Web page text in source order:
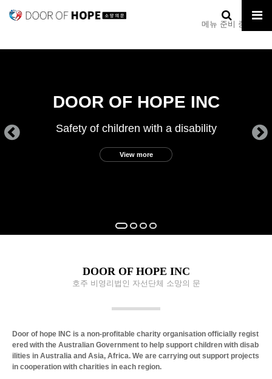
메뉴 준비 중입니다.
DOOR OF HOPE INC
Safety of children with a disability
DOOR OF HOPE INC
호주 비영리법인 자선단체 소망의 문
Door of hope INC is a non-profitable charity organisation officially regist
ered with the Australian Government to help support children with disab
ilities in Australia and Asia, Africa. We are carrying out support projects
in cooperation with charities in each region.